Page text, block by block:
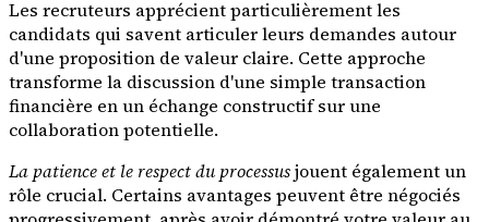
Les recruteurs apprécient particulièrement les
candidats qui savent articuler leurs demandes autour
d'une proposition de valeur claire. Cette approche
transforme la discussion d'une simple transaction
financière en un échange constructif sur une
collaboration potentielle.
La patience et le respect du processusjouent également un
rôle crucial. Certains avantages peuvent être négociés